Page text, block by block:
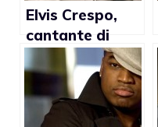
Elvis Crespo,
cantante di
Suavemente,
dedica il tour
alla comunità
omosessuale